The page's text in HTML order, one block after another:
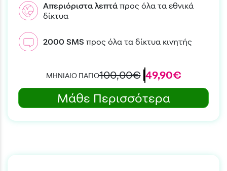
Απεριόριστα λεπτά προς όλα τα εθνικά
δίκτυα
2000 SMS προς όλα τα δίκτυα κινητής
ΜΗΝΙΑΙΟ ΠΑΓΙΟ100,00€ 49,90€
Μάθε Περισσότερα